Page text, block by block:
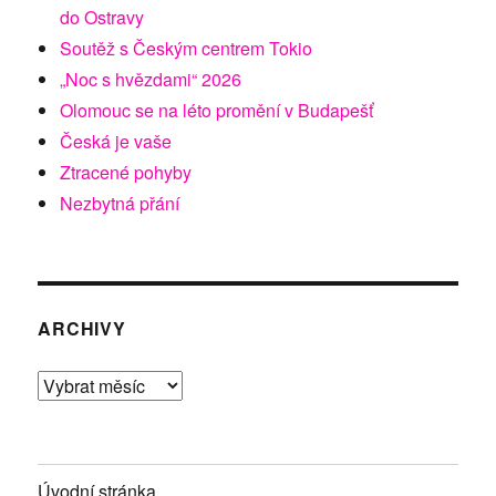
do Ostravy
Soutěž s Českým centrem Tokio
„Noc s hvězdami“ 2026
Olomouc se na léto promění v Budapešť
Česká je vaše
Ztracené pohyby
Nezbytná přání
ARCHIVY
Archivy